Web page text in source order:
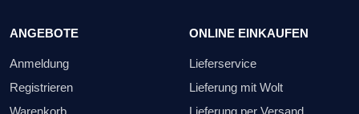
ANGEBOTE
Anmeldung
Registrieren
Warenkorb
ONLINE EINKAUFEN
Lieferservice
Lieferung mit Wolt
Lieferung per Versand